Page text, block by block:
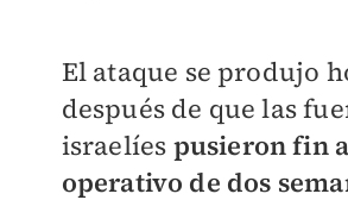
El ataque se produjo
después de que las
israelíes pusieron fin
operativo de dos